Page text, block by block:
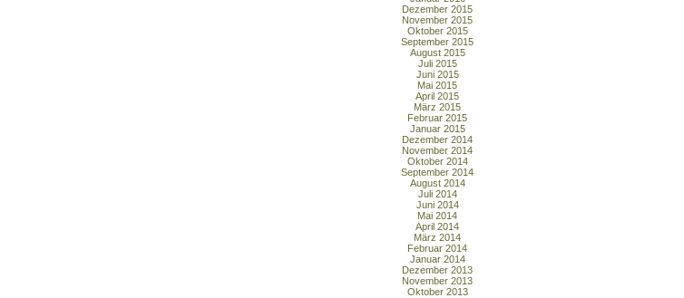
Dezember 2015
November 2015
Oktober 2015
September 2015
August 2015
Juli 2015
Juni 2015
Mai 2015
April 2015
März 2015
Februar 2015
Januar 2015
Dezember 2014
November 2014
Oktober 2014
September 2014
August 2014
Juli 2014
Juni 2014
Mai 2014
April 2014
März 2014
Februar 2014
Januar 2014
Dezember 2013
November 2013
Oktober 2013